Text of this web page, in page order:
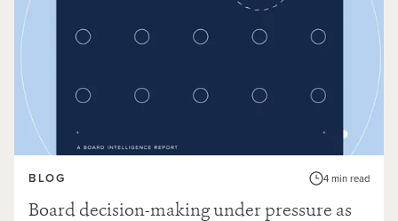
BLOG 4 min read
Board decision-making under pressure as